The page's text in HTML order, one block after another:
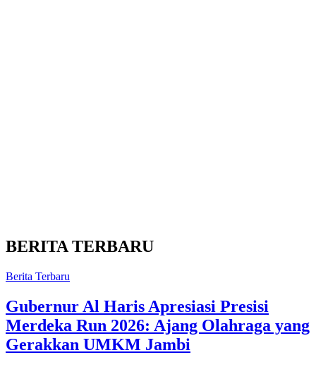
BERITA TERBARU
Berita Terbaru
Gubernur Al Haris Apresiasi Presisi
Merdeka Run 2026: Ajang Olahraga yang
Gerakkan UMKM Jambi